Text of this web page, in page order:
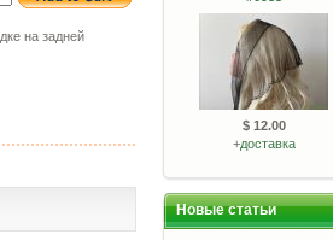
на задней
$ 12.00
+доставка
Новые статьи